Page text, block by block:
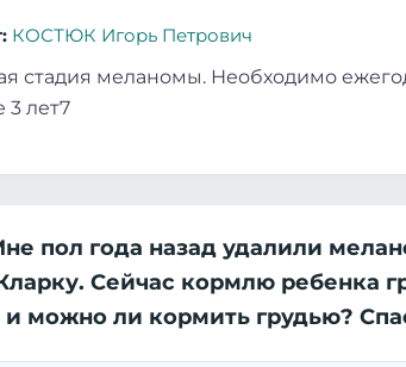
КОСТЮК Игорь Петрович
стадия меланомы. Необходимо
3 лет7
пол года назад удалили
Сейчас кормлю ребенка
можно ли кормить грудью?